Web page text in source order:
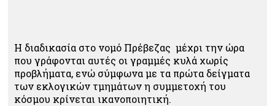
Η διαδικασία στο νομό Πρέβεζας μέχρι την ώρα
που γράφονται αυτές οι γραμμές κυλά χωρίς
προβλήματα, ενώ σύμφωνα με τα πρώτα δείγματα
των εκλογικών τμημάτων η συμμετοχή του
κόσμου κρίνεται ικανοποιητική.